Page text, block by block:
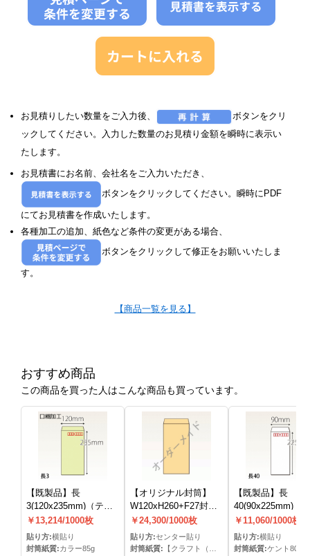
お見積りしたい数量をご入力後、
ボタンをクリ
ックしてください。入力した数量のお見積り金額を瞬時に表示い
たします。
お見積書にお名前、会社名をご入力いただき、
ボタンをクリックしてください。瞬時にPDF
にてお見積書を作成いたします。
各種加工の追加、紙色など条件の変更がある場合、
ボタンをクリックして修正をお願いいたしま
す。
【商品一覧を見る】
おすすめ商品
この商品を買った人はこんな商品も買っています。
【既製品】長
3(120x235mm)（テー
プ10mm）
￥13,214/1000枚
貼り方:横貼り
封筒紙質:カラー85g
【オリジナル封筒】
W120xH260+F27封筒
(なし)(C貼)
￥24,300/1000枚
貼り方:センター貼り
封筒紙質: 【クラフト（＝半晒クラフト）】
【既製品】長
40(90x225mm)（
し）
￥11,060/1000枚
貼り方:横貼り
封筒紙質:ケント80g